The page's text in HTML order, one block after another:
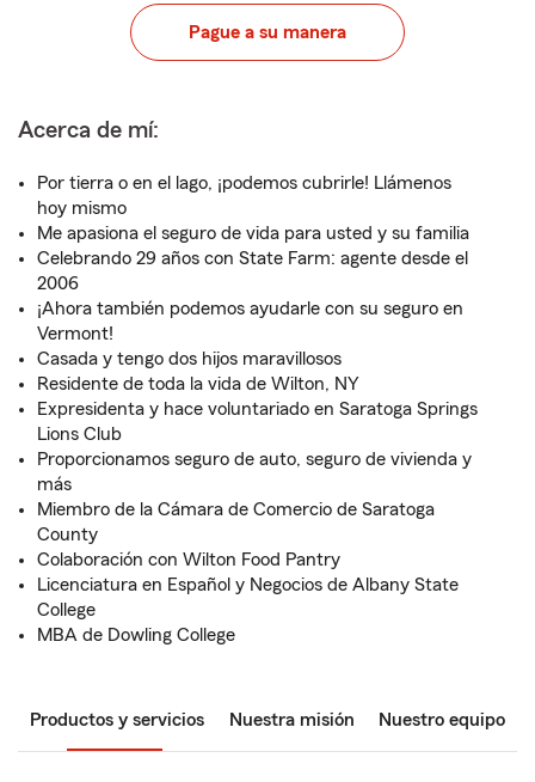
Pague a su manera
Acerca de mí:
Por tierra o en el lago, ¡podemos cubrirle! Llámenos
hoy mismo
Me apasiona el seguro de vida para usted y su familia
Celebrando 29 años con State Farm: agente desde el
2006
¡Ahora también podemos ayudarle con su seguro en
Vermont!
Casada y tengo dos hijos maravillosos
Residente de toda la vida de Wilton, NY
Expresidenta y hace voluntariado en Saratoga Springs
Lions Club
Proporcionamos seguro de auto, seguro de vivienda y
más
Miembro de la Cámara de Comercio de Saratoga
County
Colaboración con Wilton Food Pantry
Licenciatura en Español y Negocios de Albany State
College
MBA de Dowling College
Productos y servicios Nuestra misión Nuestro equipo